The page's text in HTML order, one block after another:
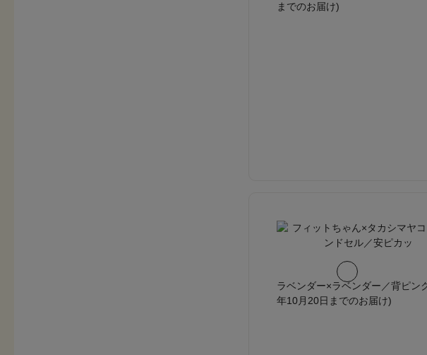
までのお届け)
ラベンダー×ラベンダー／背ピン
年10月20日までのお届け)